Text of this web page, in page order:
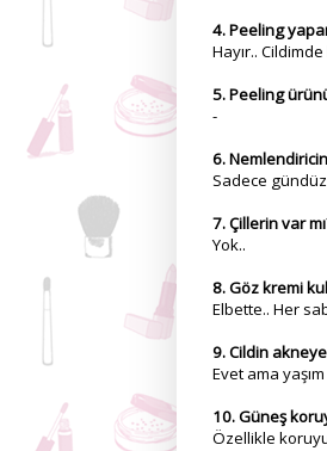
4. Peeling yapar
Hayır..
5. Peeling
-
6.
Sadece
7. Çillerin var
Yok..
8. Göz kremi
Elbette.. Her
9. Cildin
Evet ama
10. Güneş
Özellikle